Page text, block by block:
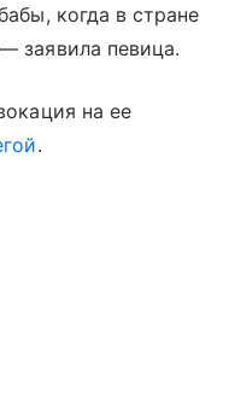
когда в стране
заявила певица.
на ее
.